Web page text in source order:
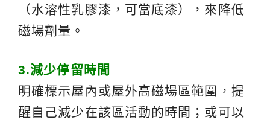
（水溶性乳膠漆，可當底漆），來降低
磁場劑量。
3.減少停留時間
明確標示屋內或屋外高磁場區範圍，提
醒自己減少在該區活動的時間；或可以